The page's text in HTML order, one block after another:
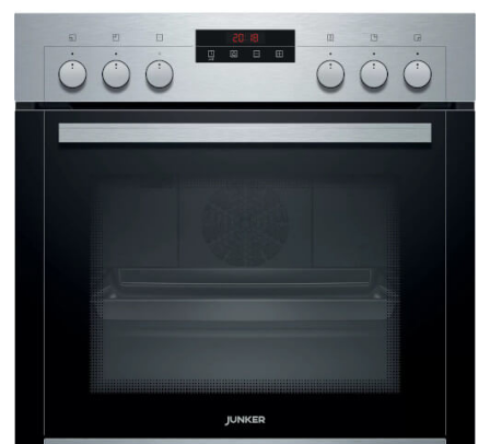
Zubehörs
(keine
Sonderzeichen)